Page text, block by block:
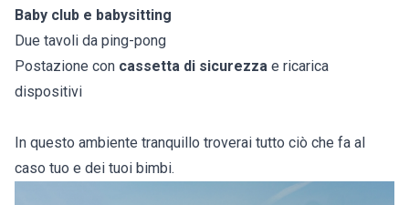
Baby club e babysitting
Due tavoli da ping-pong
Postazione con cassetta di sicurezza e ricarica
dispositivi
In questo ambiente tranquillo troverai tutto ciò che fa al
caso tuo e dei tuoi bimbi.